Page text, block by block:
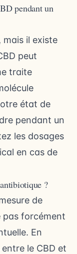
pendant un
mais il existe
peut
traite
état de
pendant un
les dosages
en cas de
?
de
pas forcément
En
le CBD et